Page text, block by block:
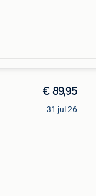
€ 89,95
31 jul 26